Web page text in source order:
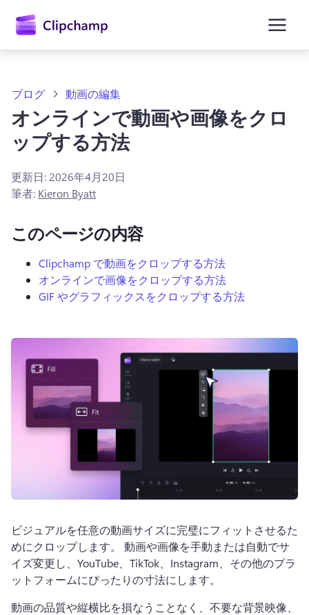
テ
ログイン
無料で試す
ブログ 動画の編集
オンラインで動画や画像をクロ
ップする方法
更新日: 2026年4月20日
筆者: Kieron Byatt
このページの内容
Clipchamp で動画をクロップする方法
オンラインで画像をクロップする方法
GIF やグラフィックスをクロップする方法
ビジュアルを任意の動画サイズに完璧にフィットさせるた
めにクロップします。 動画や画像を手動または自動でサ
イズ変更し、YouTube、TikTok、Instagram、その他のプラ
ットフォームにぴったりの寸法にします。
動画の品質や縦横比を損なうことなく、不要な背景映像、